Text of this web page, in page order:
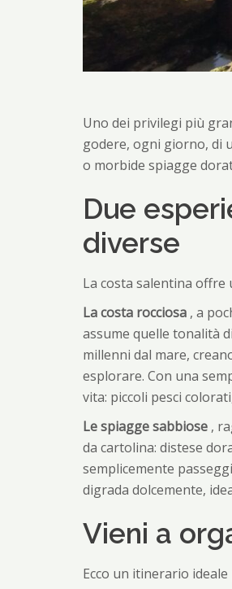
Uno dei privilegi più
godere, ogni giorno, di
o morbide spiagge
Due
diverse
La costa salentina offre
La costa rocciosa , a
assume quelle tonalità
millenni dal mare,
esplorare. Con una
vita: piccoli pesci
Le spiagge sabbiose ,
da cartolina: distese
semplicemente
digrada dolcemente,
Vieni a
Ecco un itinerario